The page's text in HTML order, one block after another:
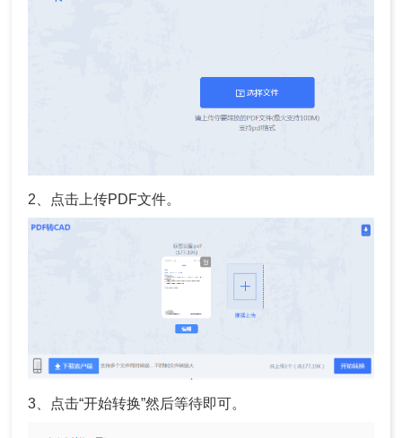
2、点击上传PDF文件。
3、点击“开始转换”然后等待即可。